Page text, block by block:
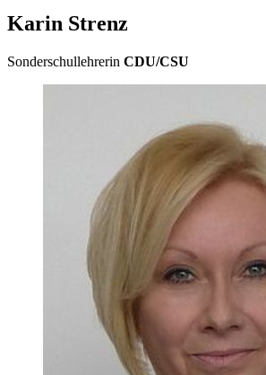
Karin Strenz
Sonderschullehrerin CDU/CSU